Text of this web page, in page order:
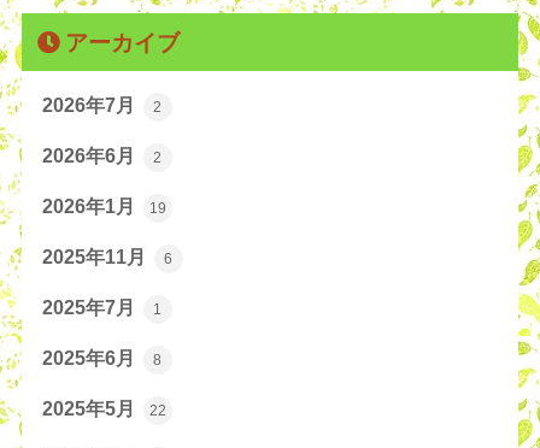
アーカイブ
2026年7月 2
2026年6月 2
2026年1月 19
2025年11月 6
2025年7月 1
2025年6月 8
2025年5月 22